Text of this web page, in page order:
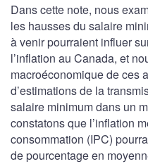
Dans cette note, nous
les hausses du salaire
à venir pourraient influer
l’inflation au Canada, et
macroéconomique de ces
d’estimations de la
salaire minimum dans un
constatons que l’inflation
consommation (IPC)
de pourcentage en